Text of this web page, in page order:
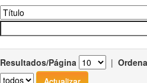
Resultados/Página |